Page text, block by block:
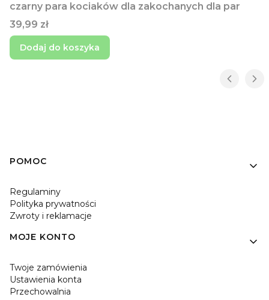
czarny para kociaków dla zakochanych dla par
Cena
39,99 zł
Dodaj do koszyka
Linki w stopce
POMOC
Regulaminy
Polityka prywatności
Zwroty i reklamacje
MOJE KONTO
Twoje zamówienia
Ustawienia konta
Przechowalnia